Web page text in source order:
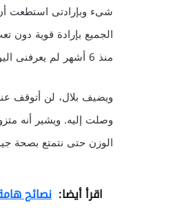
شىء وبإرادتى استطعت
الجميع بإرادة قوية دون
منذ 6 أشهر لم يعرفنى اليوم.
وصلت إليه. ويشير أنه
الوزن حتى نتمتع بصحة
اقرأ أيضا: نصائح